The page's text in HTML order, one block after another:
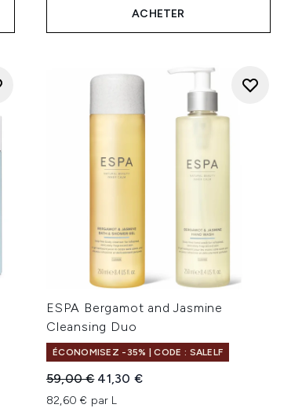
ACHETER
ESPA Bergamot and Jasmine
Cleansing Duo
ÉCONOMISEZ -35% | CODE : SALELF
Prix de vente :
59,00 € Prix ​​actuel :
41,30 €
82,60 € par L